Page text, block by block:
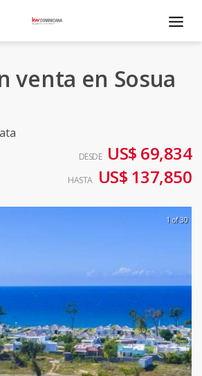
venta en Sosua
DESDE US$ 69,834
HASTA US$ 137,850
1 of 30